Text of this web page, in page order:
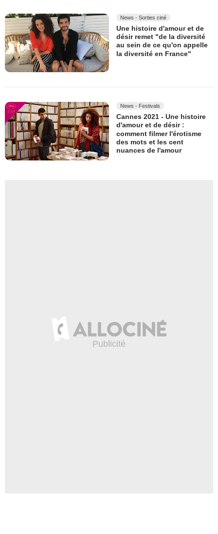
News - Sorties ciné
Une histoire d'amour et de
désir remet "de la diversité
au sein de ce qu'on appelle
la diversité en France"
News - Festivals
Cannes 2021 - Une histoire
d'amour et de désir :
comment filmer l'érotisme
des mots et les cent
nuances de l'amour